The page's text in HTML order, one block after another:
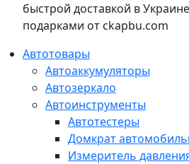
быстрой доставкой в
подарками от ckapbu.com
Автотовары
Автоаккумуляторы
Автозеркало
Автоинструменты
Автотестеры
Домкрат
Измеритель